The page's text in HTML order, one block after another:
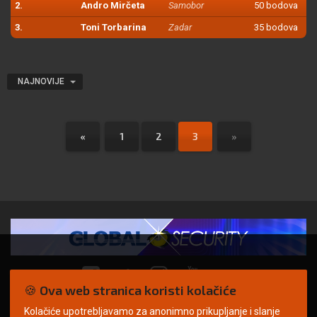
2. Andro Mirčeta Samobor 50 bodova
3. Toni Torbarina Zadar 35 bodova
NAJNOVIJE
« 1 2 3 »
© Copyright 2026. | ARILEO
🍪 Ova web stranica koristi kolačiće
Kolačiće upotrebljavamo za anonimno prikupljanje i slanje